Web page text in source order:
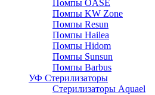
Помпы OASE
Помпы KW Zone
Помпы Resun
Помпы Hailea
Помпы Hidom
Помпы Sunsun
Помпы Barbus
УФ Стерилизаторы
Стерилизаторы Aquael